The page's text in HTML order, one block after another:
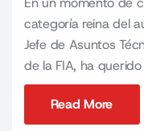
categoría reina del
Jefe de Asuntos
de la FIA, ha
Read More